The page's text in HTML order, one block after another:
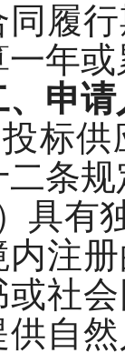
同履行
一年
申请
标供
二条
具有
内注
或社
供自